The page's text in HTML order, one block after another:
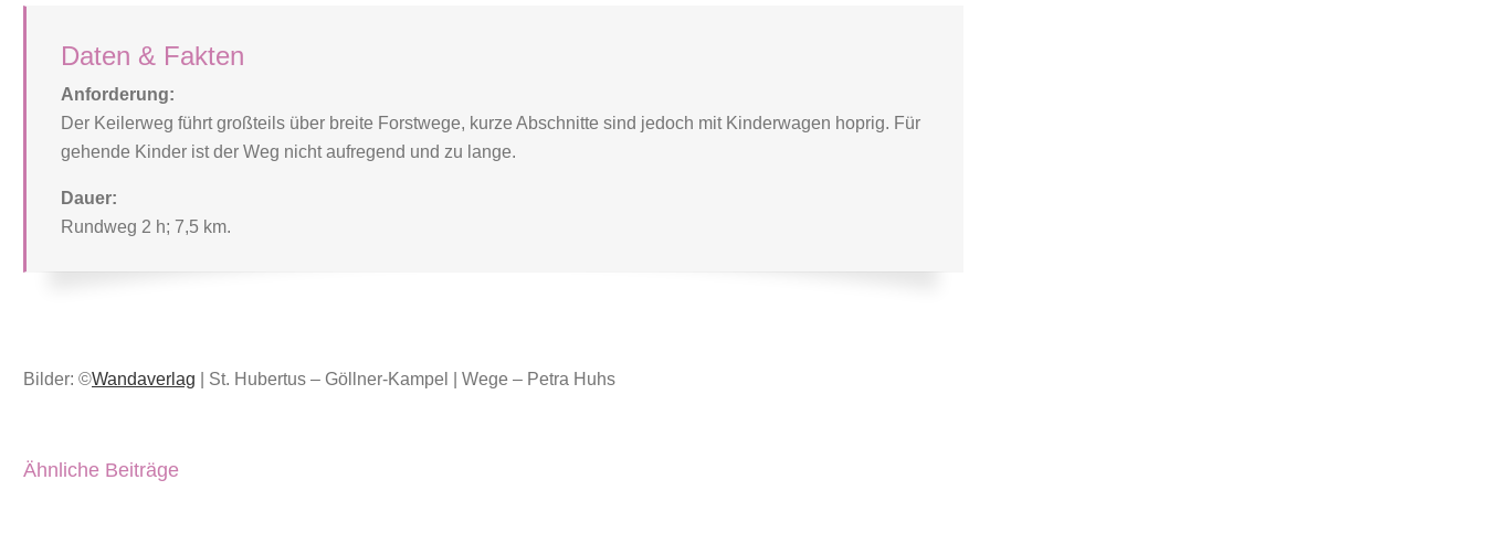
Daten & Fakten
Anforderung:
Der Keilerweg führt großteils über breite Forstwege, kurze Abschnitte sind jedoch mit Kinderwagen hoprig. Für
gehende Kinder ist der Weg nicht aufregend und zu lange.
Dauer:
Rundweg 2 h; 7,5 km.
Bilder: ©Wandaverlag | St. Hubertus – Göllner-Kampel | Wege – Petra Huhs
Ähnliche Beiträge